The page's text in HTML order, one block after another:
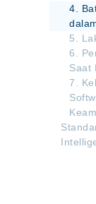
4.
5.
6.
Saat
7.